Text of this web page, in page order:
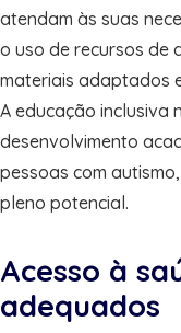
atendam às suas
o uso de recursos de
materiais adaptados
A educação inclusiva
desenvolvimento
pessoas com
pleno potencial.
Acesso à
adequados